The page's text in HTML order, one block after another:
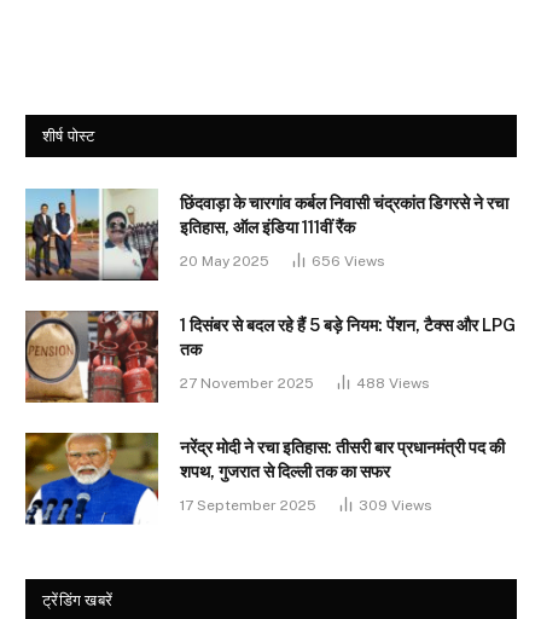
शीर्ष पोस्ट
छिंदवाड़ा के चारगांव कर्बल निवासी चंद्रकांत डिगरसे ने रचा
इतिहास, ऑल इंडिया 111वीं रैंक
20 May 2025 656 Views
1 दिसंबर से बदल रहे हैं 5 बड़े नियम: पेंशन, टैक्स और LPG
तक
27 November 2025 488 Views
नरेंद्र मोदी ने रचा इतिहास: तीसरी बार प्रधानमंत्री पद की
शपथ, गुजरात से दिल्ली तक का सफर
17 September 2025 309 Views
ट्रेंडिंग खबरें